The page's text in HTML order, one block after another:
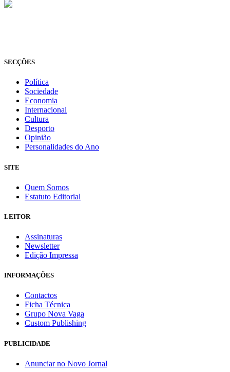
SECÇÕES
Política
Sociedade
Economia
Internacional
Cultura
Desporto
Opinião
Personalidades do Ano
SITE
Quem Somos
Estatuto Editorial
LEITOR
Assinaturas
Newsletter
Edição Impressa
INFORMAÇÕES
Contactos
Ficha Técnica
Grupo Nova Vaga
Custom Publishing
PUBLICIDADE
Anunciar no Novo Jornal